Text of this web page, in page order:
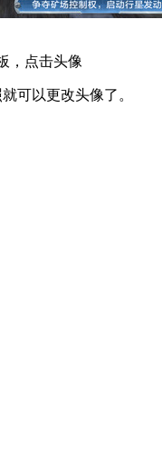
，点击头像
以更改头像了。